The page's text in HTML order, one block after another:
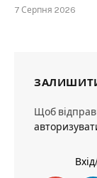
7 Серпня 2026
Щоб